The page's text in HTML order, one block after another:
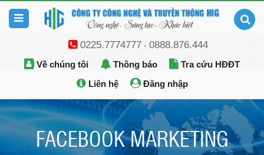
0225.7774777- 0888.876.444
Về chúng tôi Thông báo
Tra cứu HĐĐT
Liên hệ
Đăng nhập
FACEBOOK MARKETING